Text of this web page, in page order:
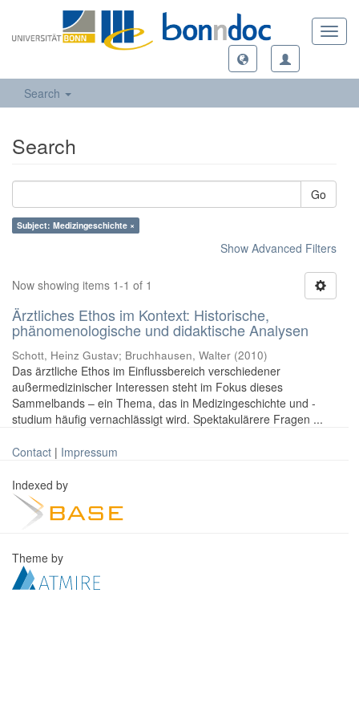
Search
Search
Go
Subject: Medizingeschichte ×
Show Advanced Filters
Now showing items 1-1 of 1
Ärztliches Ethos im Kontext: Historische,
phänomenologische und didaktische Analysen
Schott, Heinz Gustav; Bruchhausen, Walter (2010)
Das ärztliche Ethos im Einflussbereich verschiedener
außermedizinischer Interessen steht im Fokus dieses
Sammelbands – ein Thema, das in Medizingeschichte und -
studium häufig vernachlässigt wird. Spektakulärere Fragen ...
Contact | Impressum
Indexed by
Theme by